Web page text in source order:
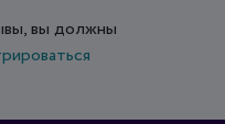
вы должны